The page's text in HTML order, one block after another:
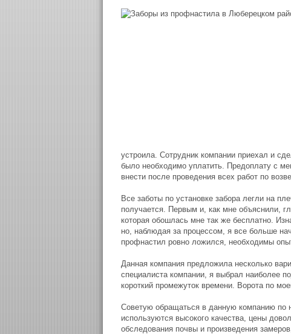
устроила. Сотрудник компании приехал и
было необходимо уплатить. Предоплату с
внести после проведения всех работ по
Все заботы по установке забора легли на
получается. Первым и, как мне объяснили,
которая обошлась мне так же бесплатно.
но, наблюдая за процессом, я все больше
профнастил ровно ложился, необходимы
Данная компания предложила несколько
специалиста компании, я выбрал наиболее
короткий промежуток времени. Ворота по
Советую обращаться в данную компанию по
используются высокого качества, цены
обследования почвы и произведения